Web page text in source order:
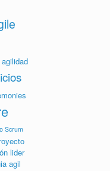
agilidad
Scrum
lider
agil